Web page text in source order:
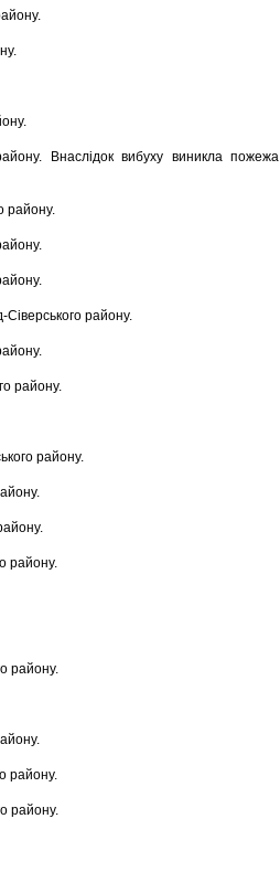
Внаслідок вибуху виникла пожежа
району.
району.
району.
району.
району.
району.
району.
району.